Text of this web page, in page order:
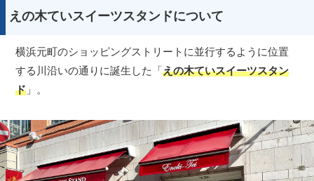
えの木ていスイーツスタンドについて
横浜元町のショッピングストリートに並行するように位置
する川沿いの通りに誕生した「えの木ていスイーツスタン
ド 」。